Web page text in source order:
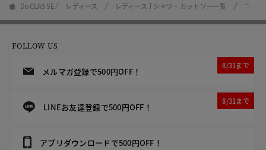
DoCLASSE レディース レディース Tシャツ・カットソー一覧 コッ
FOLLOW US
メルマガ登録で500円OFF！
8/31まで
LINEお友達登録で500円OFF！
8/31まで
アプリダウンロードで500円OFF！